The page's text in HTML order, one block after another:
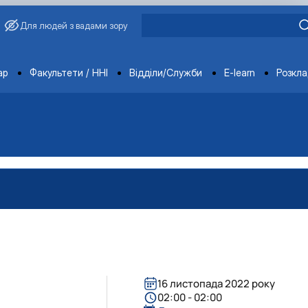
Для людей з вадами зору
Факультети / ННІ Відділи/Служби E-learn
факультету
16 листопада 2022 року
02:00 - 02:00